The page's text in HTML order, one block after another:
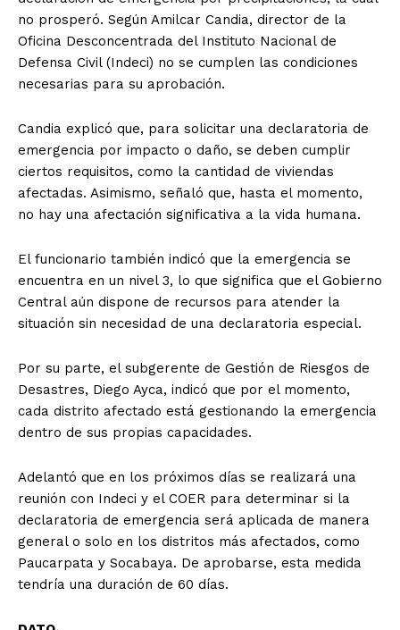
no prosperó. Según Amilcar Candia, director de la
Oficina Desconcentrada del Instituto Nacional de
Defensa Civil (Indeci) no se cumplen las condiciones
necesarias para su aprobación.
Candia explicó que, para solicitar una declaratoria de
emergencia por impacto o daño, se deben cumplir
ciertos requisitos, como la cantidad de viviendas
afectadas. Asimismo, señaló que, hasta el momento,
no hay una afectación significativa a la vida humana.
El funcionario también indicó que la emergencia se
encuentra en un nivel 3, lo que significa que el Gobierno
Central aún dispone de recursos para atender la
situación sin necesidad de una declaratoria especial.
Por su parte, el subgerente de Gestión de Riesgos de
Desastres, Diego Ayca, indicó que por el momento,
cada distrito afectado está gestionando la emergencia
dentro de sus propias capacidades.
Adelantó que en los próximos días se realizará una
reunión con Indeci y el COER para determinar si la
declaratoria de emergencia será aplicada de manera
general o solo en los distritos más afectados, como
Paucarpata y Socabaya. De aprobarse, esta medida
tendría una duración de 60 días.